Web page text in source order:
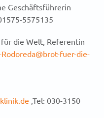
Geschäftsführerin
5575135
die Welt, Referentin
fuer-die-
,Tel: 030-3150